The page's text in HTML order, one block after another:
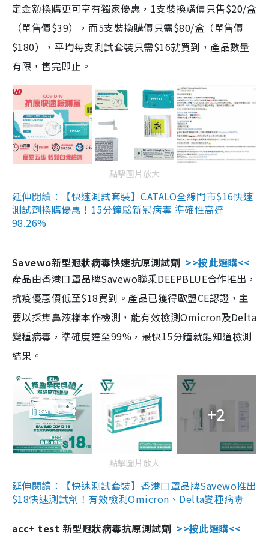
定金額換購更可享有獨家優惠，1支裝換購價只售$20/盒
（單售價$39），而5支裝換購價只需$80/盒（單售價
$180），平均每支測試套裝只需$16就買到，產品數量
有限，售完即止。
點擊圖片放大
延伸閱讀：【快速測試套裝】CATALO全線門市$16快速
測試劑換購優惠！15分鐘驗新冠病毒 準確性高達
98.26%
Savewo新型冠狀病毒快速抗原測試劑 >>按此選購<<
產品由香港口罩品牌Savewo聯乘DEEPBLUE合作推出，
抗疫優惠價低至$18買到。產品已獲得歐盟CE認證，主
要以採集鼻液樣本作檢測，能有效檢測Omicron及Delta
變種病毒，準確度達至99%，最快15分鐘就能知道檢測
結果。
+2
點擊圖片放大
延伸閱讀：【快速測試套裝】香港口罩品牌Savewo推出
$18快速測試劑！有效檢測Omicron、Delta變種病毒
acc+ test 新型冠狀病毒抗原測試劑 >>按此選購<<